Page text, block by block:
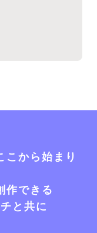
から始まり
作できる
と共に